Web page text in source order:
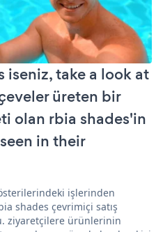
iseniz, take a look at
üreten bir
olan rbia shades'in
in their
işlerinden
shades çevrimiçi satış
ziyaretçilere ürünlerinin